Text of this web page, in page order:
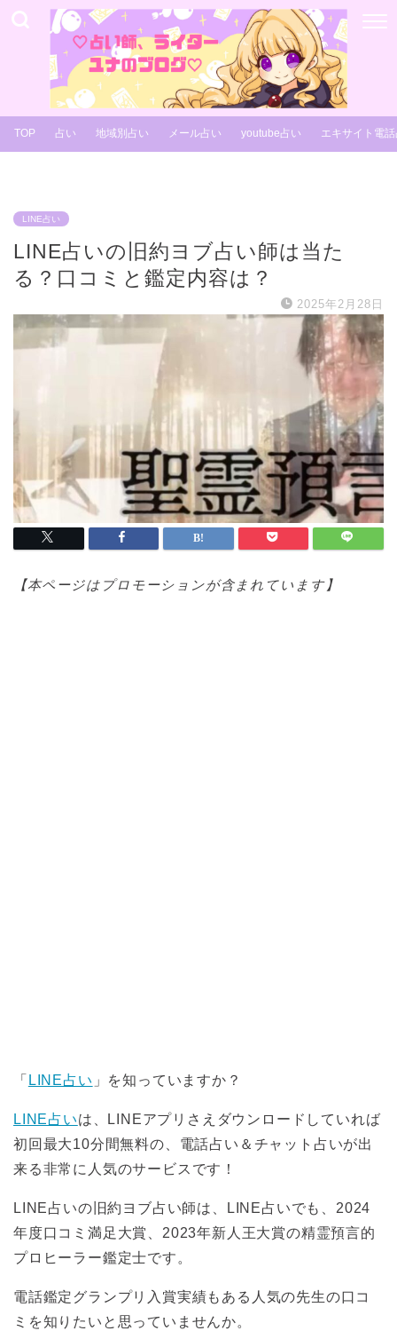
TOP 占い 地域別占い メール占い youtube占い エキサイト電
LINE占い
LINE占いの旧約ヨブ占い師は当た
る？口コミと鑑定内容は？
2025年2月28日
【本ページはプロモーションが含まれています】
「 LINE占い 」を知っていますか？
LINE占いは、LINEアプリさえダウンロードしていれば
初回最大10分間無料の、電話占い＆チャット占いが出
来る非常に人気のサービスです！
LINE占いの旧約ヨブ占い師は、LINE占いでも、2024
年度口コミ満足大賞、2023年新人王大賞の精霊預言的
プロヒーラー鑑定士です。
電話鑑定グランプリ入賞実績もある人気の先生の口コ
ミを知りたいと思っていませんか。